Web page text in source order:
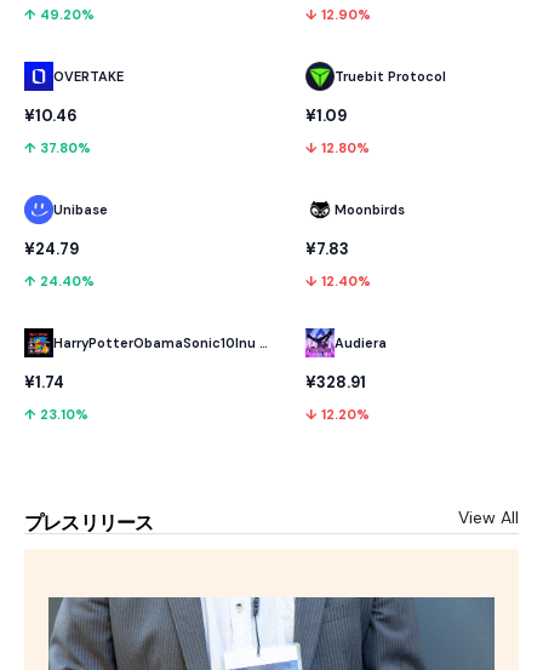
↑ 49.20%
OVERTAKE
¥10.46
↑ 37.80%
Unibase
¥24.79
↑ 24.40%
HarryPotterObamaSonic10Inu (ETH)
¥1.74
↑ 23.10%
↓ 12.90%
Truebit Protocol
¥1.09
↓ 12.80%
Moonbirds
¥7.83
↓ 12.40%
Audiera
¥328.91
↓ 12.20%
プレスリリース View All